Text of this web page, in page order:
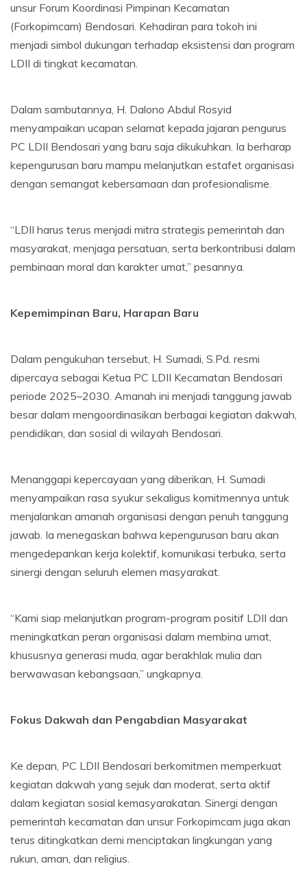
unsur Forum Koordinasi Pimpinan Kecamatan
(Forkopimcam) Bendosari. Kehadiran para tokoh ini
menjadi simbol dukungan terhadap eksistensi dan program
LDII di tingkat kecamatan.
Dalam sambutannya, H. Dalono Abdul Rosyid
menyampaikan ucapan selamat kepada jajaran pengurus
PC LDII Bendosari yang baru saja dikukuhkan. Ia berharap
kepengurusan baru mampu melanjutkan estafet organisasi
dengan semangat kebersamaan dan profesionalisme.
“LDII harus terus menjadi mitra strategis pemerintah dan
masyarakat, menjaga persatuan, serta berkontribusi dalam
pembinaan moral dan karakter umat,” pesannya.
Kepemimpinan Baru, Harapan Baru
Dalam pengukuhan tersebut, H. Sumadi, S.Pd. resmi
dipercaya sebagai Ketua PC LDII Kecamatan Bendosari
periode 2025–2030. Amanah ini menjadi tanggung jawab
besar dalam mengoordinasikan berbagai kegiatan dakwah,
pendidikan, dan sosial di wilayah Bendosari.
Menanggapi kepercayaan yang diberikan, H. Sumadi
menyampaikan rasa syukur sekaligus komitmennya untuk
menjalankan amanah organisasi dengan penuh tanggung
jawab. Ia menegaskan bahwa kepengurusan baru akan
mengedepankan kerja kolektif, komunikasi terbuka, serta
sinergi dengan seluruh elemen masyarakat.
“Kami siap melanjutkan program-program positif LDII dan
meningkatkan peran organisasi dalam membina umat,
khususnya generasi muda, agar berakhlak mulia dan
berwawasan kebangsaan,” ungkapnya.
Fokus Dakwah dan Pengabdian Masyarakat
Ke depan, PC LDII Bendosari berkomitmen memperkuat
kegiatan dakwah yang sejuk dan moderat, serta aktif
dalam kegiatan sosial kemasyarakatan. Sinergi dengan
pemerintah kecamatan dan unsur Forkopimcam juga akan
terus ditingkatkan demi menciptakan lingkungan yang
rukun, aman, dan religius.